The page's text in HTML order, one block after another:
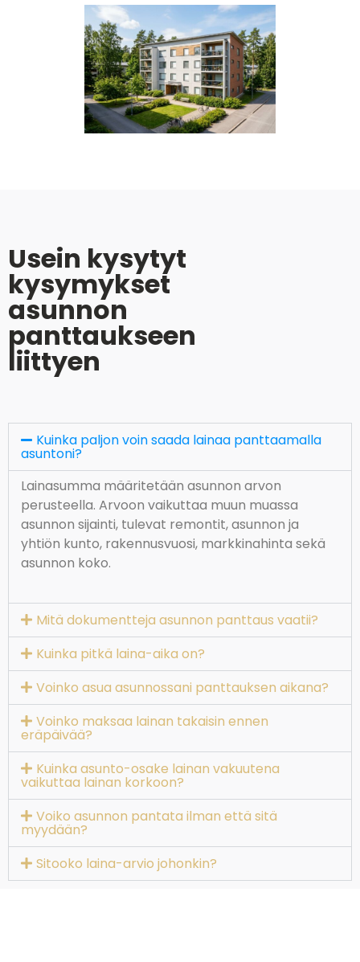
Usein kysytyt
kysymykset
asunnon
panttaukseen
liittyen
Kuinka paljon voin saada lainaa panttaamalla
asuntoni?
Lainasumma määritetään asunnon arvon
perusteella. Arvoon vaikuttaa muun muassa
asunnon sijainti, tulevat remontit, asunnon ja
yhtiön kunto, rakennusvuosi, markkinahinta sekä
asunnon koko.
Mitä dokumentteja asunnon panttaus vaatii?
Kuinka pitkä laina-aika on?
Voinko asua asunnossani panttauksen aikana?
Voinko maksaa lainan takaisin ennen
eräpäivää?
Kuinka asunto-osake lainan vakuutena
vaikuttaa lainan korkoon?
Voiko asunnon pantata ilman että sitä
myydään?
Sitooko laina-arvio johonkin?